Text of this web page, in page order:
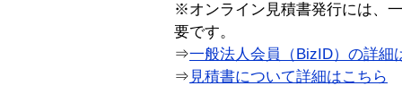
※オンライン見積書発行には、
要です。
⇒一般法人会員（BizID）の詳細
⇒ 見積書について詳細はこちら